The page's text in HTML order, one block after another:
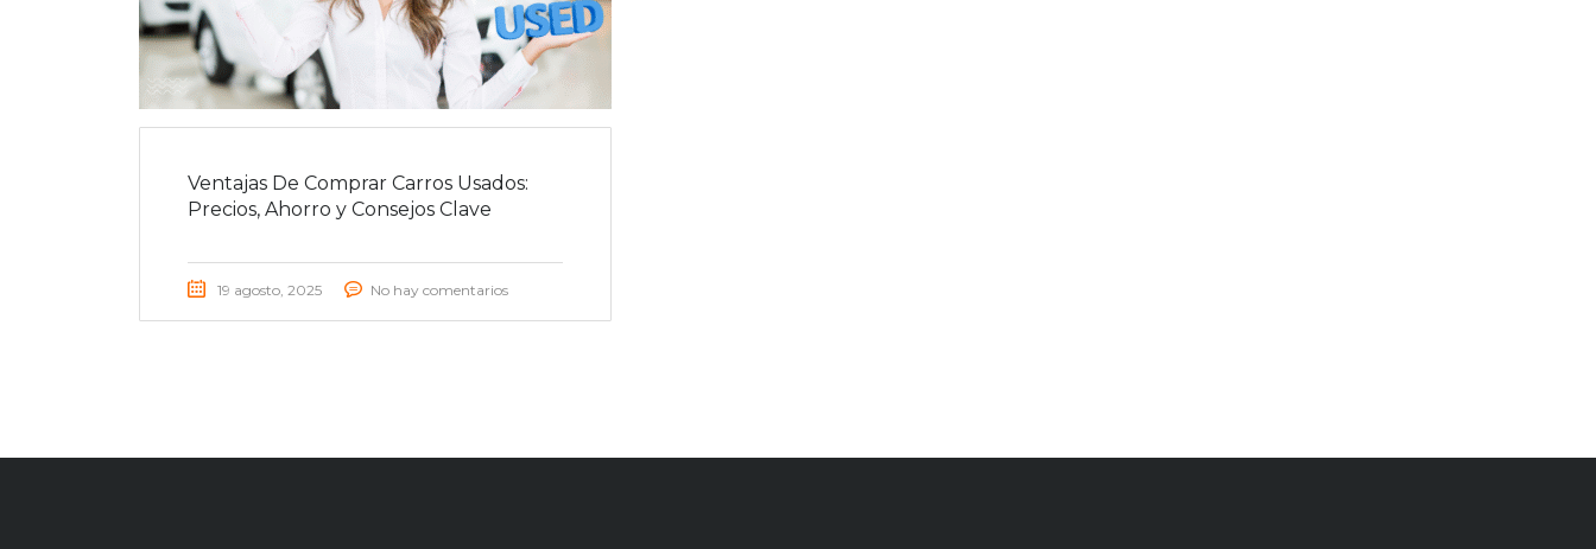
Ventajas De Comprar Carros Usados:
Precios, Ahorro y Consejos Clave
19 agosto, 2025 No hay comentarios